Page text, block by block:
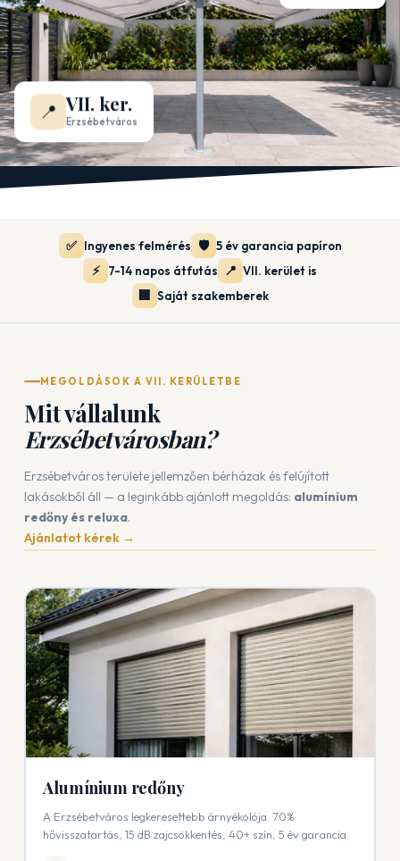
📍 VII. ker.
Erzsébetváros
✅ Ingyenes felmérés 🛡️ 5 év garancia papíron
⚡ 7-14 napos átfutás 📍 VII. kerület is
🏢 Saját szakemberek
MEGOLDÁSOK A VII. KERÜLETBE
Mit vállalunk
Erzsébetvárosban?
Erzsébetváros területe jellemzően bérházak és felújított
lakásokből áll — a leginkább ajánlott megoldás: alumínium
redőny és reluxa.
Ajánlatot kérek →
Alumínium redőny
A Erzsébetváros legkeresettebb árnyékolója. 70%
hővisszatartás, 15 dB zajcsökkentés, 40+ szín, 5 év garancia.